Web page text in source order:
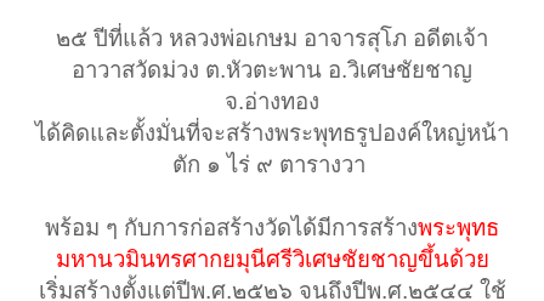
๒๕ ปีที่แล้ว หลวงพ่อเกษม อาจารสุโภ อดีตเจ้า
อาวาสวัดม่วง ต.หัวตะพาน อ.วิเศษชัยชาญ
จ.อ่างทอง
ได้คิดและตั้งมั่นที่จะสร้างพระพุทธรูปองค์ใหญ่หน้า
ตัก ๑ ไร่ ๙ ตารางวา ​
พร้อม ๆ กับการก่อสร้างวัดได้มีการสร้างพระพุทธ
มหานวมินทรศากยมุนีศรีวิเศษชัยชาญขึ้นด้วย
เริ่มสร้างตั้งแต่ปีพ.ศ.๒๕๒๖ จนถึงปีพ.ศ.๒๕๔๔ ใช้